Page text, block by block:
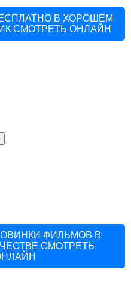
В ХОРОШЕМ
СМОТРЕТЬ ОНЛАЙН
ФИЛЬМОВ В
СМОТРЕТЬ